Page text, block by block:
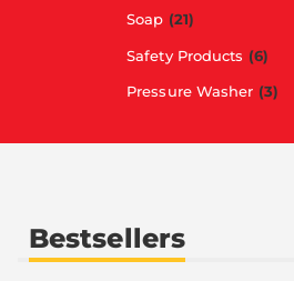
Soap (21)
Safety Products (6)
Pressure Washer (3)
Bestsellers